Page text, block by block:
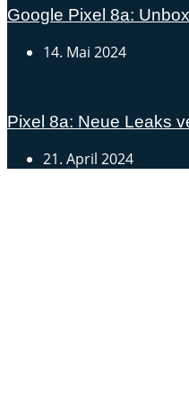
Google Pixel 8a:
14. Mai 2024
Pixel 8a: Neue Leaks
21. April 2024